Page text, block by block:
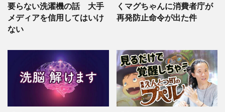
要らない洗濯機の話 大手
メディアを信用してはいけ
ない
くマグちゃんに消費者庁が
再発防止命令が出た件